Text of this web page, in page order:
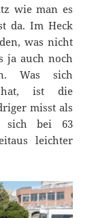
wie man es
da. Im Heck
was nicht
ja auch noch
Was sich
hat, ist die
misst als
sich bei 63
leichter